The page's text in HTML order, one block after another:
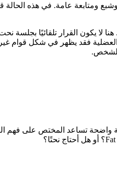
ومتابعة عامة. في هذه الحالة قد
يكون القرار تلقائيًا بجلسة
العضلية فقد يظهر في شكل قوام
للشخص.
تساعد المختص على فهم